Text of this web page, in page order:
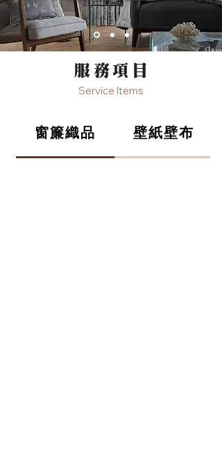
服務項 目
Service Items
窗簾織品 壁紙壁布